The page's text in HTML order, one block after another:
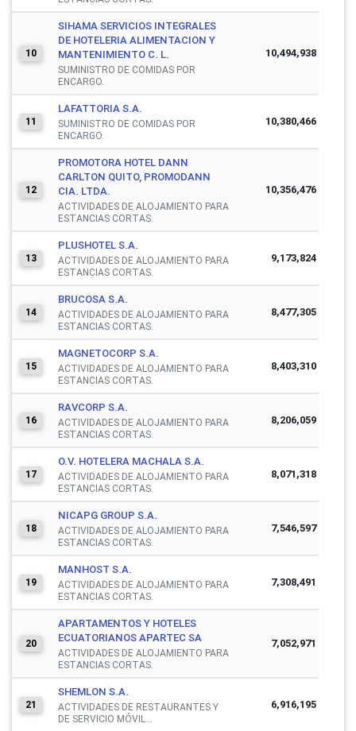
10
SIHAMA SERVICIOS INTEGRALES
DE HOTELERIA ALIMENTACION Y
MANTENIMIENTO C. L.
SUMINISTRO DE COMIDAS POR
ENCARGO.
10,494,938
11
LAFATTORIA S.A.
SUMINISTRO DE COMIDAS POR
ENCARGO.
10,380,466
12
PROMOTORA HOTEL DANN
CARLTON QUITO, PROMODANN
CIA. LTDA.
ACTIVIDADES DE ALOJAMIENTO PARA
ESTANCIAS CORTAS.
10,356,476
13
PLUSHOTEL S.A.
ACTIVIDADES DE ALOJAMIENTO PARA
ESTANCIAS CORTAS.
9,173,824
14
BRUCOSA S.A.
ACTIVIDADES DE ALOJAMIENTO PARA
ESTANCIAS CORTAS.
8,477,305
15
MAGNETOCORP S.A.
ACTIVIDADES DE ALOJAMIENTO PARA
ESTANCIAS CORTAS.
8,403,310
16
RAVCORP S.A.
ACTIVIDADES DE ALOJAMIENTO PARA
ESTANCIAS CORTAS.
8,206,059
17
O.V. HOTELERA MACHALA S.A.
ACTIVIDADES DE ALOJAMIENTO PARA
ESTANCIAS CORTAS.
8,071,318
18
NICAPG GROUP S.A.
ACTIVIDADES DE ALOJAMIENTO PARA
ESTANCIAS CORTAS.
7,546,597
19
MANHOST S.A.
ACTIVIDADES DE ALOJAMIENTO PARA
ESTANCIAS CORTAS.
7,308,491
20
APARTAMENTOS Y HOTELES
ECUATORIANOS APARTEC SA
ACTIVIDADES DE ALOJAMIENTO PARA
ESTANCIAS CORTAS.
7,052,971
21
SHEMLON S.A.
ACTIVIDADES DE RESTAURANTES Y
DE SERVICIO MÓVIL...
6,916,195